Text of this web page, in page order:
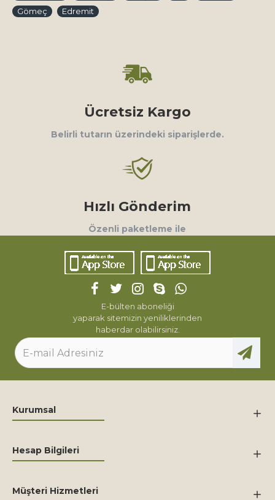
Gömeç
Edremit
Ücretsiz Kargo
Belirli tutarın üzerindeki siparişlerde.
Hızlı Gönderim
Özenli paketleme ile
E-bülten aboneliği
yaparak sitemizin yeniliklerinden
haberdar olabilirsiniz.
Kurumsal
Hesap Bilgileri
Müşteri Hizmetleri